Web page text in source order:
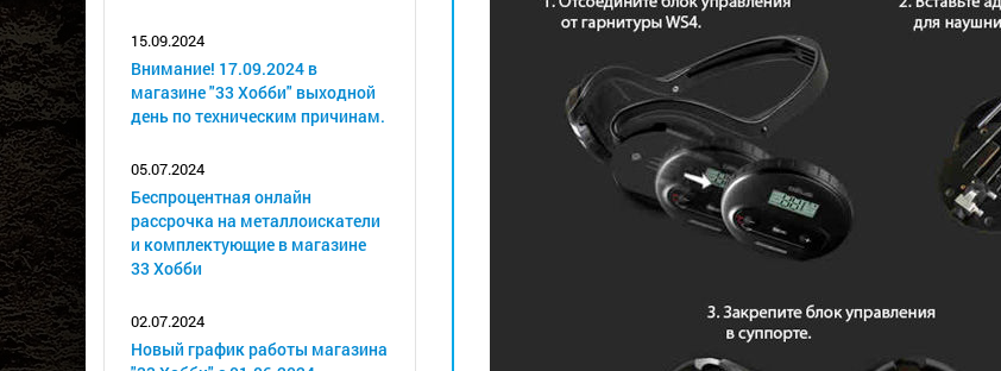
15.09.2024
Внимание! 17.09.2024 в
магазине "33 Хобби" выходной
день по техническим причинам.
05.07.2024
Беспроцентная онлайн
рассрочка на металлоискатели
и комплектующие в магазине
33 Хобби
02.07.2024
Новый график работы магазина